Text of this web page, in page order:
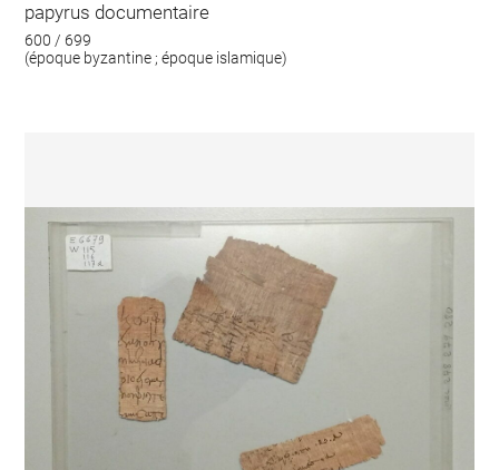
papyrus documentaire
600 / 699
(époque byzantine ; époque islamique)